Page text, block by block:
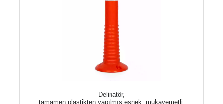
Delinatör,
tamamen plastikten yapılmış esnek, mukavemetli,